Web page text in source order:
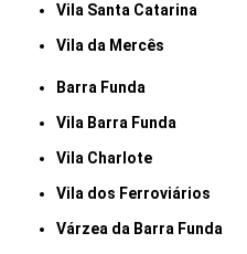
Vila Santa Catarina
Vila da Mercês
Barra Funda
Vila Barra Funda
Vila Charlote
Vila dos Ferroviários
Várzea da Barra Funda